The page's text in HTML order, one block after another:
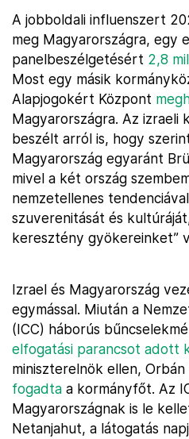
A jobboldali influenszert
meg Magyarországra, egy
panelbeszélgetésért 2,8
Most egy másik
Alapjogokért Központ
Magyarországra. Az izraeli
beszélt arról is, hogy
Magyarország egyaránt
mivel a két ország
nemzetellenes
szuverenitását és
keresztény gyökereinket”
Izrael és Magyarország
egymással. Miután a
(ICC) háborús
elfogatási parancsot adott
miniszterelnök ellen,
fogadta a kormányfőt. Az
Magyarországnak is le
Netanjahut, a látogatás